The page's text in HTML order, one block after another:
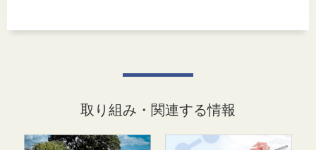
取り組み・関連する情報